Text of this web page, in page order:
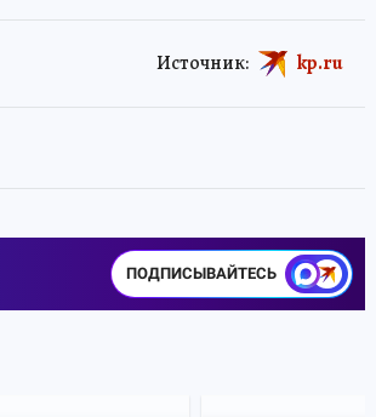
Источник: kp.ru
ПОДПИСЫВАЙТЕСЬ